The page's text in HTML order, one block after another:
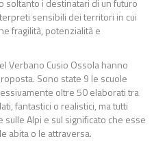
sensibili dei territori in cui
fragilità, potenzialità e
Verbano Cusio Ossola hanno
Sono state 9 le scuole
oltre 50 elaborati tra
fantastici o realistici, ma tutti
Alpi e sul significato che esse
abita o le attraversa.